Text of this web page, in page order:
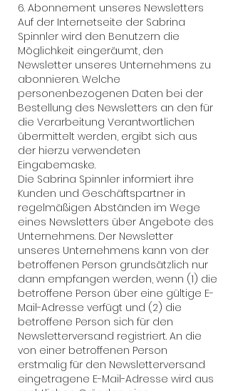
6. Abonnement unseres Newsletters
Auf der Internetseite der Sabrina
Spinnler wird den Benutzern die
Möglichkeit eingeräumt, den
Newsletter unseres Unternehmens zu
abonnieren. Welche
personenbezogenen Daten bei der
Bestellung des Newsletters an den für
die Verarbeitung Verantwortlichen
übermittelt werden, ergibt sich aus
der hierzu verwendeten
Eingabemaske.
Die Sabrina Spinnler informiert ihre
Kunden und Geschäftspartner in
regelmäßigen Abständen im Wege
eines Newsletters über Angebote des
Unternehmens. Der Newsletter
unseres Unternehmens kann von der
betroffenen Person grundsätzlich nur
dann empfangen werden, wenn (1) die
betroffene Person über eine gültige E-
Mail-Adresse verfügt und (2) die
betroffene Person sich für den
Newsletterversand registriert. An die
von einer betroffenen Person
erstmalig für den Newsletterversand
eingetragene E-Mail-Adresse wird aus